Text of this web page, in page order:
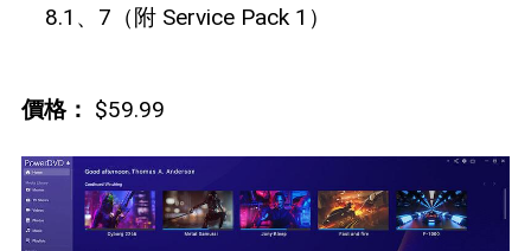
8.1、7（附 Service Pack 1）
價格： $59.99